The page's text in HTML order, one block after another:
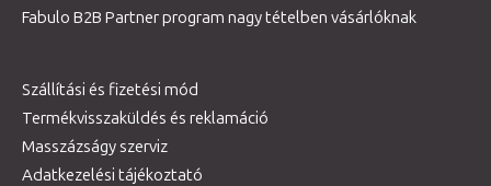
Fabulo B2B Partner program nagy tételben vásárlóknak
Szállítási és fizetési mód
Termékvisszaküldés és reklamáció
Masszázságy szerviz
Adatkezelési tájékoztató